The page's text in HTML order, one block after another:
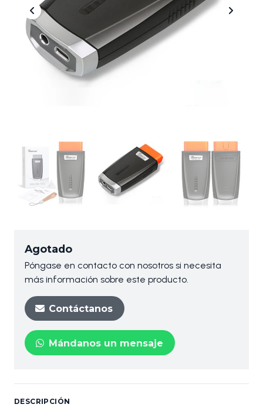
Agotado
Póngase en contacto con nosotros si necesita
más información sobre este producto.
Contáctanos
Mándanos un mensaje
DESCRIPCIÓN